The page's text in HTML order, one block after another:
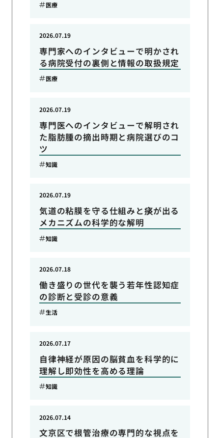
医療
専門家へのインタビューで明かされ
る病院受付の裏側と情報の取扱規定
2026.07.19
医療
専門医へのインタビューで解明され
た脂肪腫の摘出時期と病院選びのコ
ツ
2026.07.19
知識
気道の粘膜を守る仕組みと痰が出る
メカニズムの科学的な解明
2026.07.19
知識
働き盛りの世代を襲う若年性認知症
の診断と受診の意義
2026.07.18
生活
自律神経が原因の脳貧血を科学的に
理解し即効性を高める理論
2026.07.17
知識
文京区で根管治療の専門的な視点を
2026.07.14